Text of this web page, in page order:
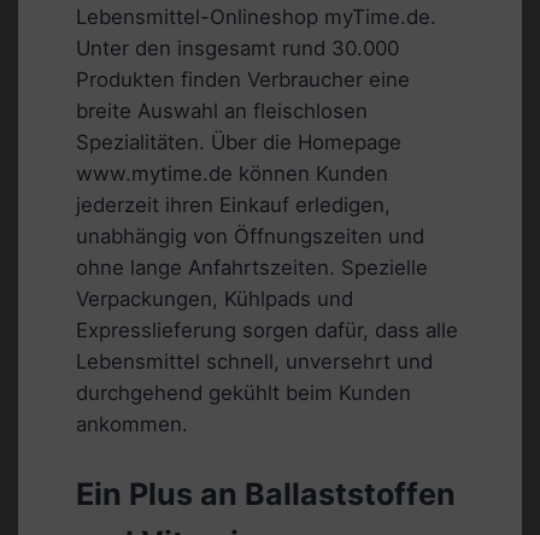
Lebensmittel-Onlineshop myTime.de.
Unter den insgesamt rund 30.000
Produkten finden Verbraucher eine
breite Auswahl an fleischlosen
Spezialitäten. Über die Homepage
www.mytime.de können Kunden
jederzeit ihren Einkauf erledigen,
unabhängig von Öffnungszeiten und
ohne lange Anfahrtszeiten. Spezielle
Verpackungen, Kühlpads und
Expresslieferung sorgen dafür, dass alle
Lebensmittel schnell, unversehrt und
durchgehend gekühlt beim Kunden
ankommen.
Ein Plus an Ballaststoffen